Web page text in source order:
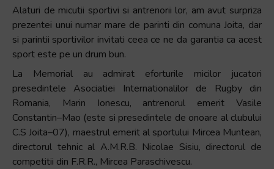
Alaturi de micutii sportivi si antrenorii lor, am avut surpriza
prezentei unui numar mare de parinti din comuna Joita, dar
si parintii sportivilor invitati ceea ce ne da garantia ca acest
sport este pe un drum bun.
La Memorial au admirat eforturile micilor jucatori
presedintele Asociatiei Internationalilor de Rugby din
Romania, Marin Ionescu, antrenorul emerit Vasile
Constantin–Mao (este si presedintele de onoare al clubului
C.S Joita–07), maestrul emerit al sportului Mircea Muntean,
directorul tehnic al A.M.R.B. Nicolae Sisiu, directorul de
competitii din F.R.R., Mircea Paraschivescu.